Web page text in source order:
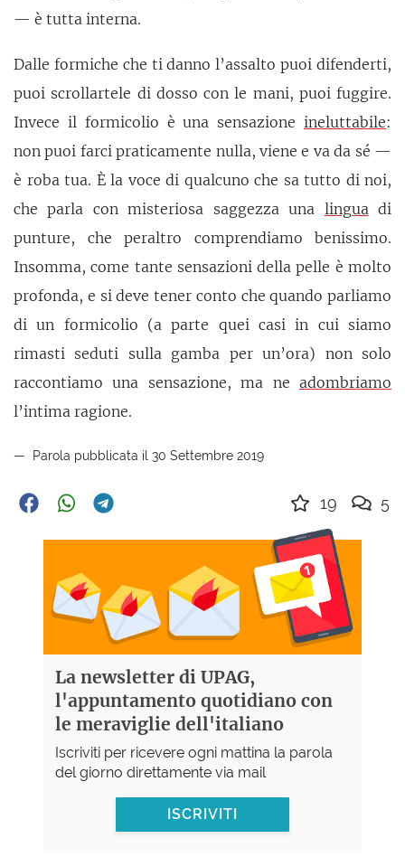
— è tutta interna.
Dalle formiche che ti danno l’assalto puoi difenderti,
puoi scrollartele di dosso con le mani, puoi fuggire.
Invece il formicolio è una sensazione ineluttabile:
non puoi farci praticamente nulla, viene e va da sé —
è roba tua. È la voce di qualcuno che sa tutto di noi,
che parla con misteriosa saggezza una lingua di
punture, che peraltro comprendiamo benissimo.
Insomma, come tante sensazioni della pelle è molto
profonda, e si deve tener conto che quando parliamo
di un formicolio (a parte quei casi in cui siamo
rimasti seduti sulla gamba per un’ora) non solo
raccontiamo una sensazione, ma ne adombriamo
l’intima ragione.
Parola pubblicata il 30 Settembre 2019
19 5
La newsletter di UPAG,
l'appuntamento quotidiano con
le meraviglie dell'italiano
Iscriviti per ricevere ogni mattina la parola
del giorno direttamente via mail
ISCRIVITI